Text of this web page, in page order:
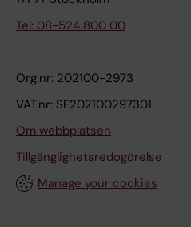
Tel: 08-524 800 00
Org.nr: 202100-2973
VAT.nr: SE202100297301
Om webbplatsen
Tillgänglighetsredogörelse
Manage your cookies